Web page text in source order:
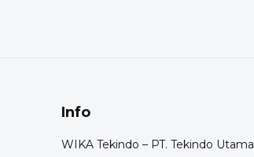
Info
WIKA Tekindo – PT. Tekindo Utama